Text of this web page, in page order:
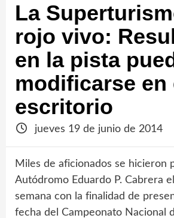
La
rojo vivo:
en la pista
modificarse en
escritorio
jueves 19 de junio de 2014
Miles de aficionados se hicieron
Autódromo Eduardo P. Cabrera
semana con la finalidad de
fecha del Campeonato Nacional